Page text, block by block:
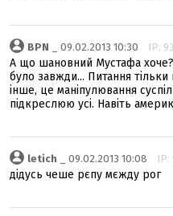
BPN _ 09.02.2013 10:30 IP:
А що шановний Мустафа хоче?
було завжди... Питання
інше, це маніпулювання
підкреслюю усі. Навіть
letich _ 09.02.2013 10:08 IP:
дідусь чеше рєпу мєжду рог